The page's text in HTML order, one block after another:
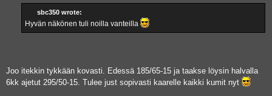
sbc350 wrote:
Hyvän näkönen tuli noilla vanteilla
Joo itekkin tykkään kovasti. Edessä 185/65-15 ja taakse löysin halvalla
6kk ajetut 295/50-15. Tulee just sopivasti kaarelle kaikki kumit nyt